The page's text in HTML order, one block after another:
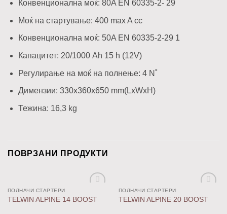
Конвенционална моќ: 80A EN 60335-2- 29
Моќ на стартување: 400 max A cc
Конвенционална моќ: 50A EN 60335-2-29 1
Капацитет: 20/1000 Ah 15 h (12V)
Регулирање на моќ на полнење: 4 N˚
Димензии: 330x360x650 mm(LxWxH)
Тежина: 16,3 kg
ПОВРЗАНИ ПРОДУКТИ
во
ПОЛНАЧИ СТАРТЕРИ
TELWIN ALPINE 14 BOOST
во
ПОЛНАЧИ СТАРТЕРИ
TELWIN ALPINE 20 BOOST